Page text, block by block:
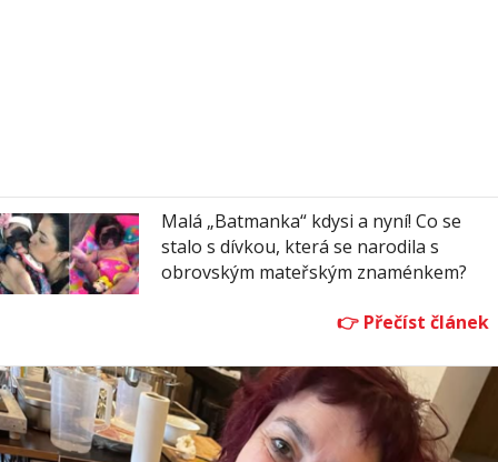
Malá „Batmanka“ kdysi a nyní! Co se
stalo s dívkou, která se narodila s
obrovským mateřským znaménkem?